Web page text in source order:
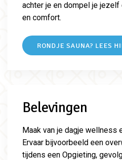
achter je en dompel je
en comfort.
RONDJE SAUNA? LEES
Belevingen
Maak van je dagje wellness
Ervaar bijvoorbeeld een
tijdens een Opgieting,